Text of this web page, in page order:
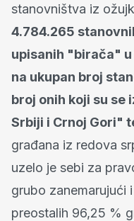
stanovništva iz
4.784.265
upisanih "birača" u
na ukupan broj
broj onih koji su se
Srbiji i Crnoj Gori"
građana iz redova
uzelo je sebi za
grubo zanemarujući
preostalih 96,25 %